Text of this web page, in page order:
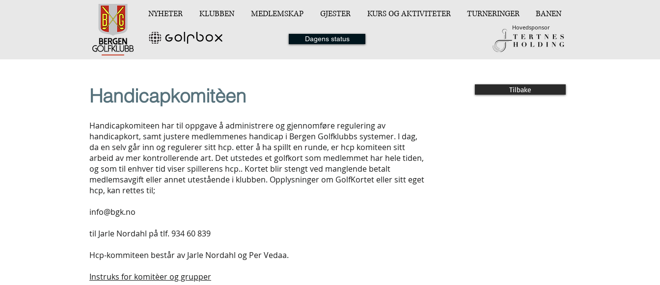
NYHETER KLUBBEN MEDLEMSKAP GJESTER KURS OG AKTIVITETER TURNERINGER BANEN
Dagens status
Hovedsponsor
Handicapkomitèen
Handicapkomiteen har til oppgave å administrere og gjennomføre regulering av
handicapkort, samt justere medlemmenes handicap i Bergen Golfklubbs systemer. I dag,
da en selv går inn og regulerer sitt hcp. etter å ha spillt en runde, er hcp komiteen sitt
arbeid av mer kontrollerende art. Det utstedes et golfkort som medlemmet har hele tiden,
og som til enhver tid viser spillerens hcp.. Kortet blir stengt ved manglende betalt
medlemsavgift eller annet utestående i klubben. Opplysninger om GolfKortet eller sitt eget
hcp, kan rettes til;
info@bgk.no
til Jarle Nordahl på tlf. 934 60 839
Hcp-kommiteen består av Jarle Nordahl og Per Vedaa.
Instruks for komitèer og grupper
Tilbake